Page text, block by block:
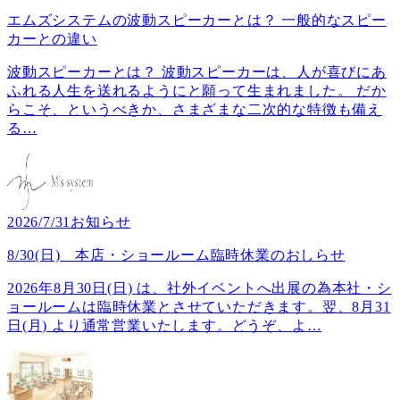
エムズシステムの波動スピーカーとは？ 一般的なスピー
カーとの違い
波動スピーカーとは？ 波動スピーカーは、人が喜びにあ
ふれる人生を送れるようにと願って生まれました。 だか
らこそ、というべきか、さまざまな二次的な特徴も備え
る …
2026/7/31 お知らせ
8/30(日) 本店・ショールーム臨時休業のおしらせ
2026年8月30日(日) は、社外イベントへ出展の為本社・シ
ョールームは臨時休業とさせていただきます。翌、8月31
日(月) より通常営業いたします。どうぞ、よ …